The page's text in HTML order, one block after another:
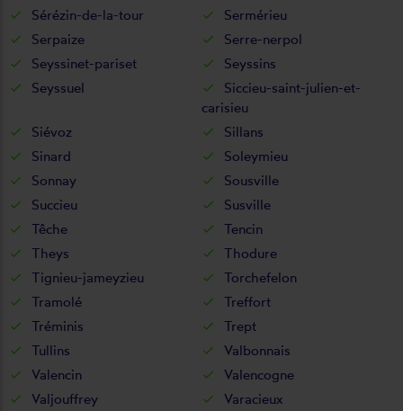
Sérézin-de-la-tour
Sermérieu
Serpaize
Serre-nerpol
Seyssinet-pariset
Seyssins
Seyssuel
Siccieu-saint-julien-et-
carisieu
Siévoz
Sillans
Sinard
Soleymieu
Sonnay
Sousville
Succieu
Susville
Têche
Tencin
Theys
Thodure
Tignieu-jameyzieu
Torchefelon
Tramolé
Treffort
Tréminis
Trept
Tullins
Valbonnais
Valencin
Valencogne
Valjouffrey
Varacieux